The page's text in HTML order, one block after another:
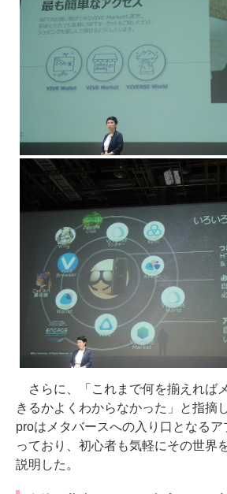
さらに、「これまで何を揃えれば
きるかよくわからなかった」と指摘
proはメタバースへの入り口となる
っており、初心者も気軽にその世界
説明した。